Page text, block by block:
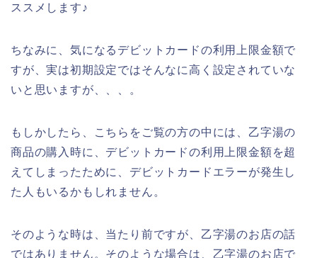
ススメします♪
ちなみに、気になるデビットカードの利用上限金額で
すが、実は初期設定ではそんなに高く設定されていな
いと思いますが、、、。
もしかしたら、こちらをご覧の方の中には、乙字湯の
商品の購入時に、デビットカードの利用上限金額を超
えてしまったために、デビットカードエラーが発生し
た人もいるかもしれません。
そのような時は、当たり前ですが、乙字湯のお店の話
ではありません。そのような場合は、乙字湯のお店で